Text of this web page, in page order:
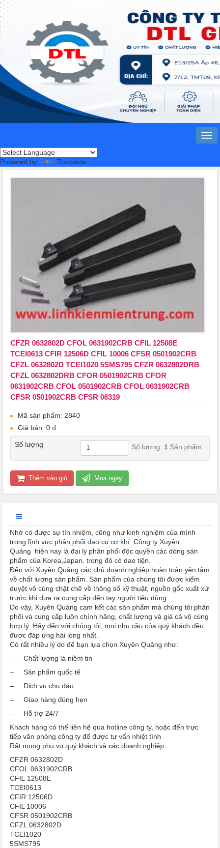
Powered by Translate
CFZR 0632802D CFOL 0631902CRB ​​​​​​​CFIL 12508E
TCEI0613 CFIR 12506D CFIL 10006 CFSR 0501902CRB
CFZL 0632802D TCEI1020 5SMS795 CFZR 0632802DRB
CFZL 0632802DRB CFOR 0501902CRB CFOR
0631902CRB CFOL 0501902CRB CFOL 0631902CRB
CFSR 0501902CRB CFSR 06319
Mã sản phẩm: 2840
Giá bán: 0 đ
Số lượng Số lượng: 1 Sản phẩm
Thêm vào giỏ Mua ngay
Nhờ có được sự tín nhiệm, cũng như kinh nghiệm của mình
trong lĩnh vực phân phối dao cụ cơ khí . Công ty Xuyên
Quảng hiện nay là đại lý phân phối độc quyền các dòng sản
phẩm của Korea,Japan. trong đó có dao tiện.
Đến với Xuyên Quảng các chủ doanh nghiệp hoàn toàn yên tâm
về chất lượng sản phẩm. Sản phẩm của chúng tôi được kiểm
duyệt vô cùng chặt chẽ về thông số kỹ thuật, nguồn gốc xuất xứ
trước khi đưa ra cung cấp đến tay người tiêu dùng.
Do vậy, Xuyên Quảng cam kết các sản phẩm mà chúng tôi phân
phối và cung cấp luôn chính hãng, chất lượng và giá cả vô cùng
hợp lý. Hãy đến với chúng tôi, mọi nhu cầu của quý khách đều
được đáp ứng hài lòng nhất.
Có rất nhiều lý do để bạn lựa chọn Xuyên Quảng như:
– Chất lượng là niềm tin
– Sản phẩm quốc tế
– Dịch vụ chu đáo
– Giao hàng đúng hẹn
– Hỗ trợ 24/7
Khách hàng có thể liên hệ qua hotline công ty, hoặc đến trực
tiếp văn phòng công ty để được tư vấn nhiệt tình
Rất mong phụ vụ quý khách và các doanh nghiệp
CFZR 0632802D
CFOL 0631902CRB
CFIL 12508E
TCEI0613
CFIR 12506D
CFIL 10006
CFSR 0501902CRB
CFZL 0632802D
TCEI1020
5SMS795